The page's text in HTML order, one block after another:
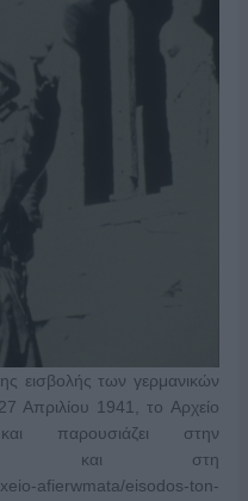
εισβολής των γερμανικών
Απριλίου 1941, το Αρχείο
παρουσιάζει στην
και στη
afierwmata/eisodos-ton-